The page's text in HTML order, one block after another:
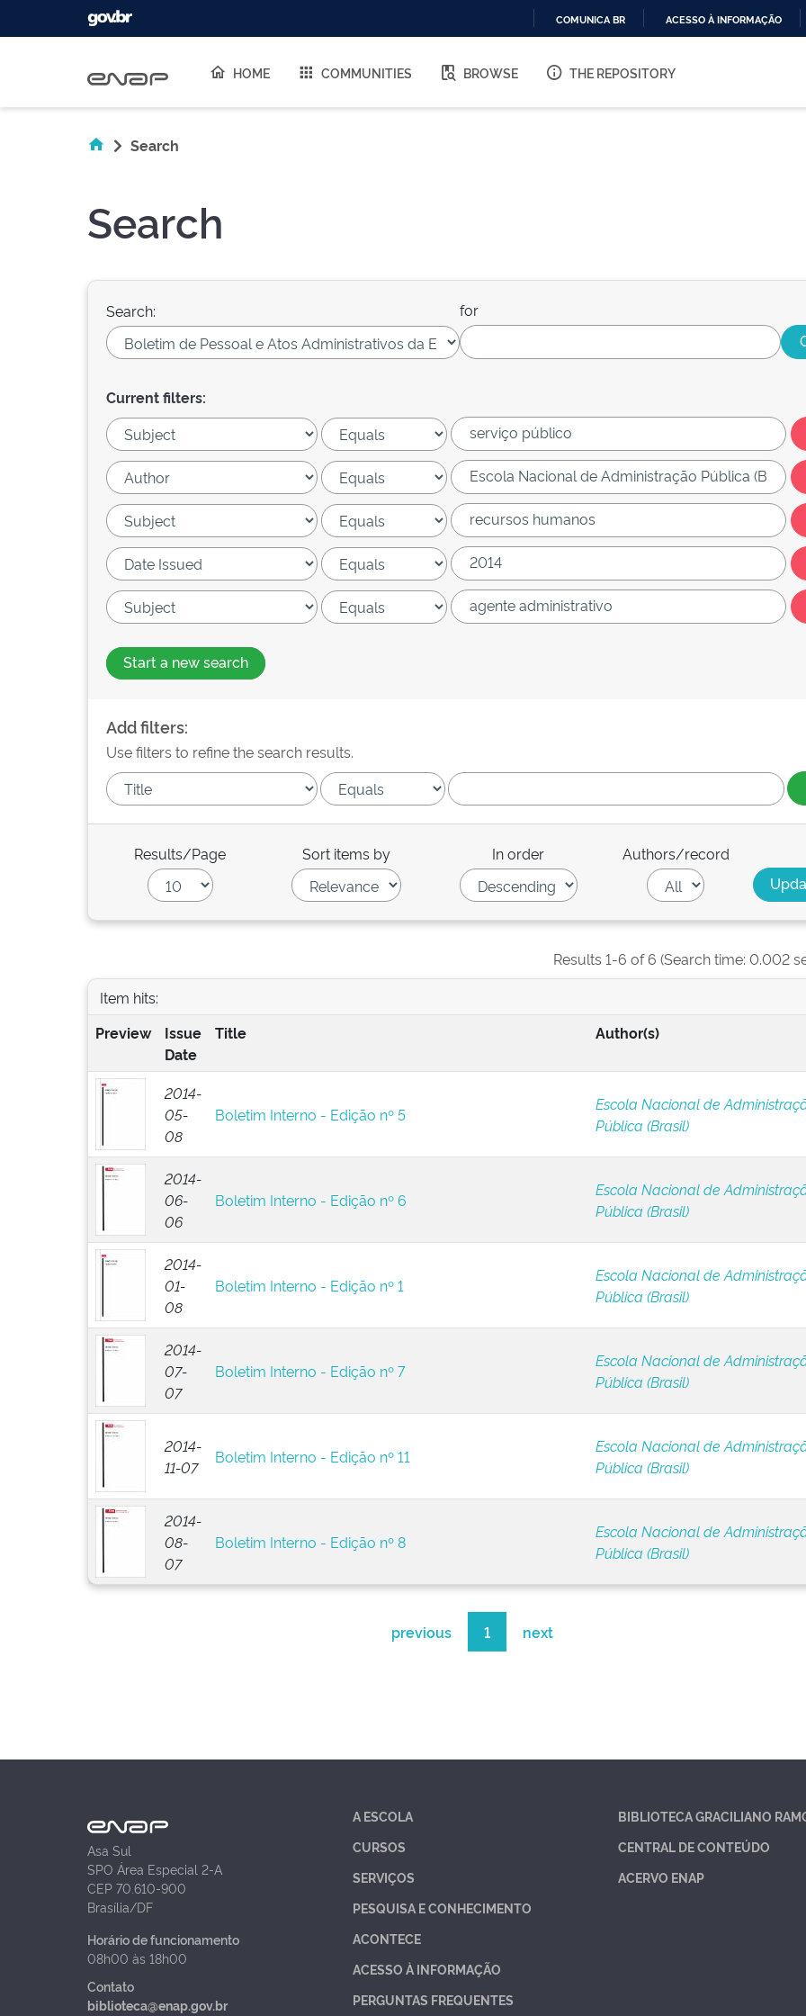
O
COMUNICA BR ACESSO À INFORMAÇÃO
HOME COMMUNITIES BROWSE THE REPOSITORY
Search
Search
Search: for
Current filters:
Start a new search
Add filters:
Use filters to refine the search results.
Results/Page Sort items by In order Authors/record
Results 1-6 of 6 (Search time: 0.002
Item hits:
Preview
Issue
Date
Title Author(s)
2014-
05-
08
Boletim Interno - Edição nº 5
Escola Nacional de
Pública (Brasil)
2014-
06-
06
Boletim Interno - Edição nº 6
Escola Nacional de
Pública (Brasil)
2014-
01-
08
Boletim Interno - Edição nº 1
Escola Nacional de
Pública (Brasil)
2014-
07-
07
Boletim Interno - Edição nº 7
Escola Nacional de
Pública (Brasil)
2014-
11-07
Boletim Interno - Edição nº 11
Escola Nacional de
Pública (Brasil)
2014-
08-
07
Boletim Interno - Edição nº 8
Escola Nacional de
Pública (Brasil)
previous 1 next
Asa Sul
SPO Área Especial 2-A
CEP 70.610-900
Brasília/DF
Horário de funcionamento
08h00 às 18h00
Contato
biblioteca@enap.gov.br
A ESCOLA
CURSOS
SERVIÇOS
PESQUISA E CONHECIMENTO
ACONTECE
ACESSO À INFORMAÇÃO
PERGUNTAS FREQUENTES
BIBLIOTECA GRACILIANO
CENTRAL DE CONTEÚDO
ACERVO ENAP